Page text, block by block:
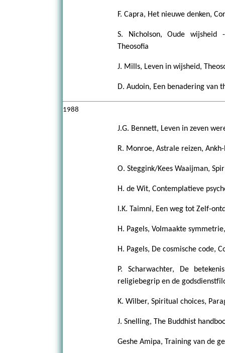
F. Capra, Het nieuwe denken,
S. Nicholson, Oude wijsheid
Theosofia
J. Mills, Leven in wijsheid,
D. Audoin, Een benadering van
1988
J.G. Bennett, Leven in zeven
R. Monroe, Astrale reizen,
O. Steggink/Kees Waaijman,
H. de Wit, Contemplatieve
I.K. Taimni, Een weg tot Zelf-
H. Pagels, Volmaakte
H. Pagels, De cosmische code,
P. Scharwachter, De
religiebegrip en de
K. Wilber, Spiritual choices,
J. Snelling, The Buddhist
Geshe Amipa, Training van de